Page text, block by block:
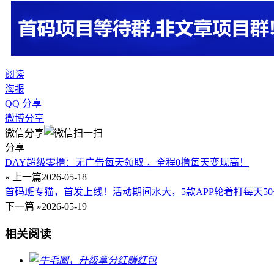
阅读
海报
QQ 分享
微博分享
微信分享
分享
DAY超级零撸：无广告每天领取 ，全程0撸每天变现高！
« 上一篇2026-05-18
首码班专猫，首发上线！活动期间水大，5款APP轮着打每天
下一篇 »2026-05-19
相关阅读